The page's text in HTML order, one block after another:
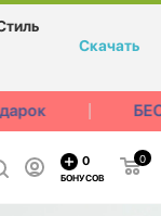
0
0
БОНУСОВ
Скачать